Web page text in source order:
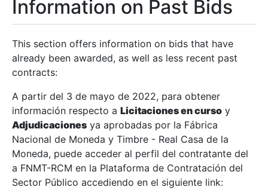
Show/Hide
Show/Hide
Information on Past Bids
This section offers information on bids that have
already been awarded, as well as less recent past
contracts:
A partir del 3 de mayo de 2022, para obtener
información respecto a Licitaciones en curso y
Adjudicaciones ya aprobadas por la Fábrica
Nacional de Moneda y Timbre - Real Casa de la
Moneda, puede acceder al perfil del contratante del
a FNMT-RCM en la Plataforma de Contratación del
Sector Público accediendo en el siguiente link: